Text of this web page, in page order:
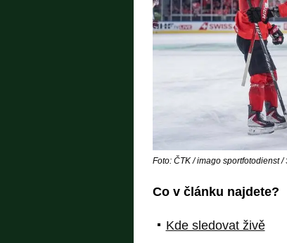
Foto: ČTK / imago sportfotodienst /
Co v článku najdete?
Kde sledovat živě